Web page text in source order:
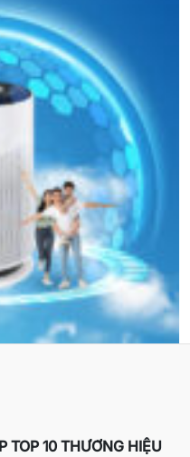
TOP 10 THƯƠNG HIỆU